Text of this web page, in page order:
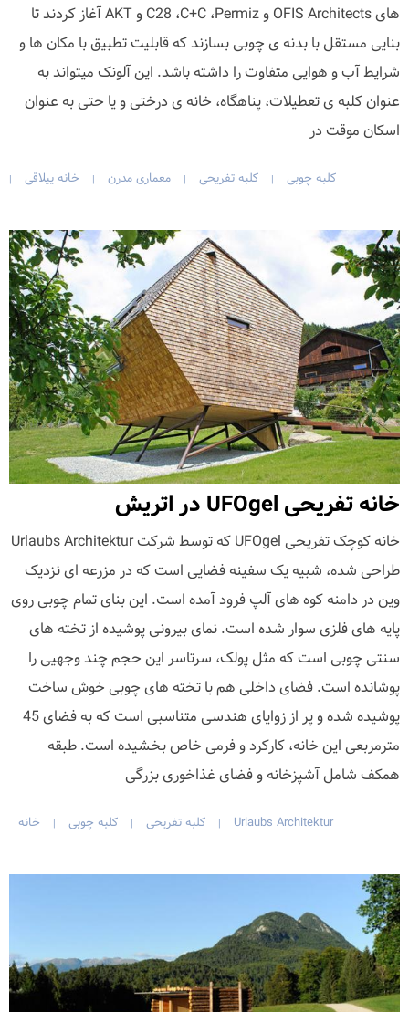
های OFIS Architects و C28 ،C+C ،Permiz و AKT آغاز کردند تا
بنایی مستقل با بدنه ی چوبی بسازند که قابلیت تطبیق با مکان ها و
شرایط آب و هوایی متفاوت را داشته باشد. این آلونک میتواند به
عنوان کلبه ی تعطیلات، پناهگاه، خانه ی درختی و یا حتی به عنوان
اسکان موقت در
کلبه چوبی | کلبه تفریحی | معماری مدرن | خانه ییلاقی |
خانه تفریحی UFOgel در اتریش
خانه کوچک تفریحی UFOgel که توسط شرکت Urlaubs Architektur
طراحی شده، شبیه یک سفینه فضایی است که در مزرعه ای نزدیک
وین در دامنه کوه های آلپ فرود آمده است. این بنای تمام چوبی روی
پایه های فلزی سوار شده است. نمای بیرونی پوشیده از تخته های
سنتی چوبی است که مثل پولک، سرتاسر این حجم چند وجهیی را
پوشانده است. فضای داخلی هم با تخته های چوبی خوش ساخت
پوشیده شده و پر از زوایای هندسی متناسبی است که به فضای 45
مترمربعی این خانه، کارکرد و فرمی خاص بخشیده است. طبقه
همکف شامل آشپزخانه و فضای غذاخوری بزرگی
Urlaubs Architektur
| کلبه تفریحی | کلبه چوبی | خانه